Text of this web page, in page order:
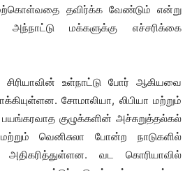
தவிர்க்க வேண்டும் என்று
மக்களுக்கு எச்சரிக்கை
உள்நாட்டு போர் ஆகியவை
சோமாலியா, லிபியா மற்றும்
குழுக்களின் அச்சுறுத்தல்கல்
வெனிசுலா போன்ற நாடுகளில்
அதிகரித்துள்ளன. வட கொரியாவில்